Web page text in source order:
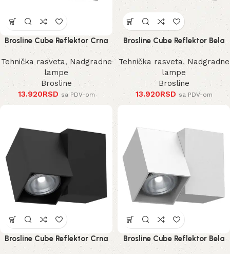
Brosline Cube Reflektor Crna
185 mm
Tehnička rasveta, Nadgradne
lampe
Brosline
13.920RSD sa PDV-om
Brosline Cube Reflektor Bela
185 mm
Tehnička rasveta, Nadgradne
lampe
Brosline
13.920RSD sa PDV-om
Brosline Cube Reflektor Crna
125 mm
Brosline Cube Reflektor Bela
125 mm